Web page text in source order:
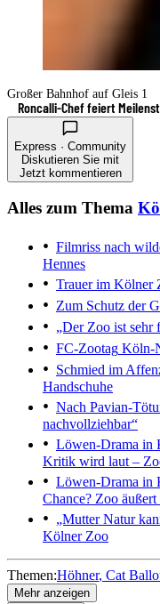
Großer Bahnhof auf Gleis 1
Roncalli-Chef feiert
Express · Community
Diskutieren Sie mit
Jetzt kommentieren
Alles zum Thema
Filmriss nach
Hennes
Trauer im Kölner
Zum Schutz der
„Der Zoo ist sehr
FC-Zootag Köln-
Schmied im
Handschuhe
Nach Pavian-
nachvollziehbar“
Löwen-Drama in
Kritik wird laut –
Löwen-Drama in
Chance? Zoo
„Mutter Natur
Kölner Zoo
Themen:Höhner Cat
Mehr anzeigen